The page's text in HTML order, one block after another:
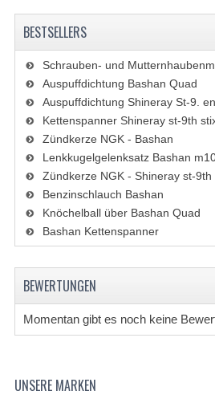
BESTSELLERS
Schrauben- und
Auspuffdichtung Bashan Quad
Auspuffdichtung Shineray St-9.
Kettenspanner Shineray st-9th
Zündkerze NGK - Bashan
Lenkkugelgelenksatz Bashan
Zündkerze NGK - Shineray st-
Benzinschlauch Bashan
Knöchelball über Bashan Quad
Bashan Kettenspanner
BEWERTUNGEN
Momentan gibt es noch keine
UNSERE MARKEN